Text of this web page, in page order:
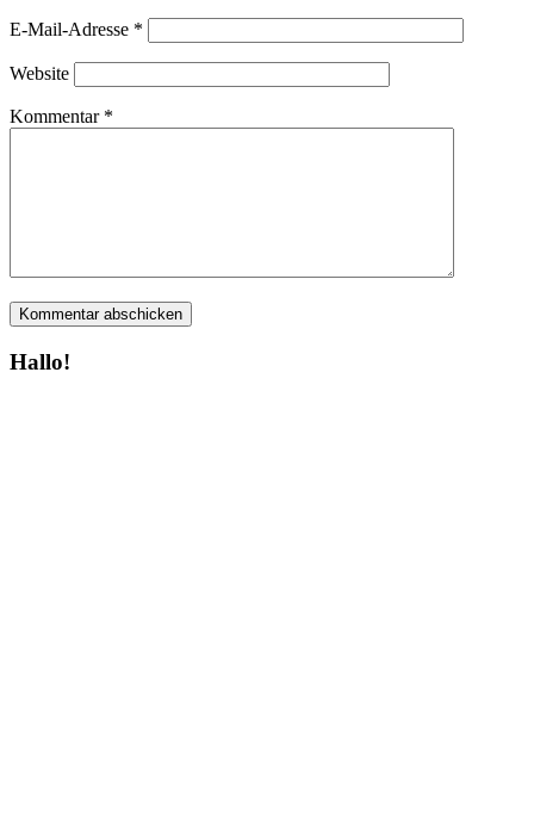
E-Mail-Adresse *
Website
Kommentar *
Hallo!